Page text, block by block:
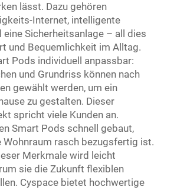
lässt. Dazu gehören
Internet, intelligente
eine Sicherheitsanlage – all dies
und Bequemlichkeit im Alltag.
Pods individuell anpassbar:
und Grundriss können nach
gewählt werden, um ein
zu gestalten. Dieser
spricht viele Kunden an.
Smart Pods schnell gebaut,
Wohnraum rasch bezugsfertig ist.
Merkmale wird leicht
sie die Zukunft flexiblen
Cyspace bietet hochwertige